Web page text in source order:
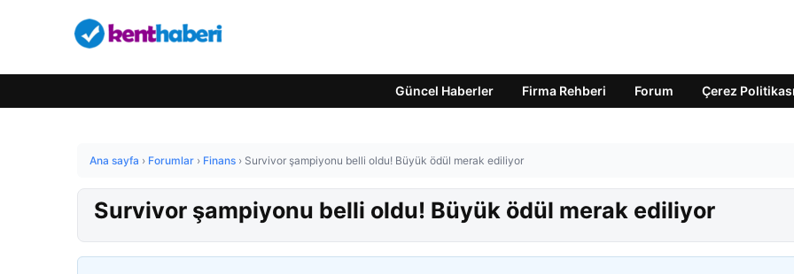
Güncel Haberler Firma Rehberi Forum Çerez Politikası
Ana sayfa › Forumlar › Finans › Survivor şampiyonu belli oldu! Büyük ödül merak ediliyor
Survivor şampiyonu belli oldu! Büyük ödül merak ediliyor